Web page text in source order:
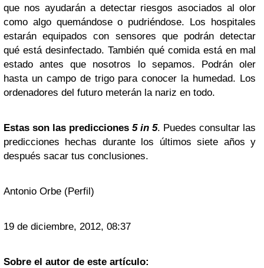
que nos ayudarán a detectar riesgos asociados al olor
como algo quemándose o pudriéndose. Los hospitales
estarán equipados con sensores que podrán detectar
qué está desinfectado. También qué comida está en mal
estado antes que nosotros lo sepamos. Podrán oler
hasta un campo de trigo para conocer la humedad. Los
ordenadores del futuro meterán la nariz en todo.
Estas son las predicciones 5 in 5. Puedes consultar las
predicciones hechas durante los últimos siete años y
después sacar tus conclusiones.
Antonio Orbe (Perfil)
19 de diciembre, 2012, 08:37
Sobre el autor de este artículo: